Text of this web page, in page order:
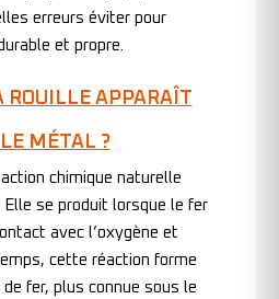
erreurs éviter pour
et propre.
ROUILLE APPARAÎT
LE MÉTAL ?
chimique naturelle
Elle se produit lorsque le fer
avec l’oxygène et
cette réaction forme
de fer, plus connue sous le